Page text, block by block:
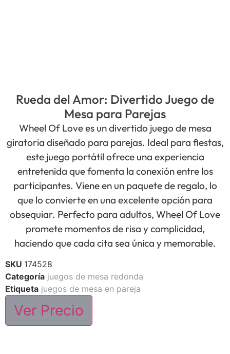
Rueda del Amor: Divertido Juego de
Mesa para Parejas
Wheel Of Love es un divertido juego de mesa
giratoria diseñado para parejas. Ideal para fiestas,
este juego portátil ofrece una experiencia
entretenida que fomenta la conexión entre los
participantes. Viene en un paquete de regalo, lo
que lo convierte en una excelente opción para
obsequiar. Perfecto para adultos, Wheel Of Love
promete momentos de risa y complicidad,
haciendo que cada cita sea única y memorable.
SKU 174528
Categoría juegos de mesa redonda
Etiqueta juegos de mesa en pareja
Ver Precio